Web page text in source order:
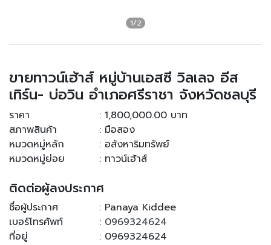
ขายทาวน์เฮ้าส์ หมู่บ้านเอสซี วิลเลจ อีส
เทิร์น- บ่อวิน อำเภอศรีราชา จังหวัดชลบุรี
ราคา
: 1,800,000.00 บาท
สภาพสินค้า
: มือสอง
หมวดหมู่หลัก
: อสังหาริมทรัพย์
หมวดหมู่ย่อย
: ทาวน์เฮ้าส์
ติดต่อผู้ลงประกาศ
ชื่อผู้ประกาศ
: Panaya Kiddee
เบอร์โทรศัพท์
: 0969324624
ที่อยู่
: 0969324624